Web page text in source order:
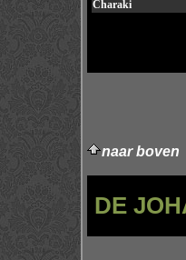
Charaki
naar boven
DE